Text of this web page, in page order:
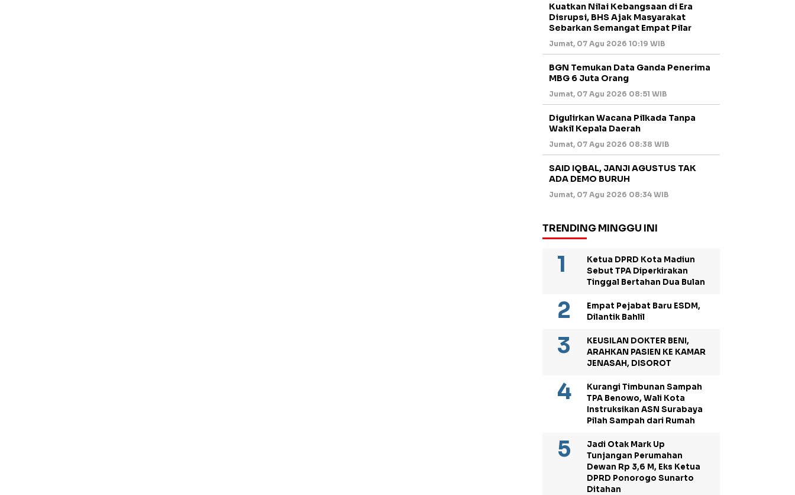
Kuatkan Nilai Kebangsaan di Era
Disrupsi, BHS Ajak Masyarakat
Sebarkan Semangat Empat Pilar
Jumat, 07 Agu 2026 10:19 WIB
BGN Temukan Data Ganda Penerima
MBG 6 Juta Orang
Jumat, 07 Agu 2026 08:51 WIB
Digulirkan Wacana Pilkada Tanpa
Wakil Kepala Daerah
Jumat, 07 Agu 2026 08:38 WIB
SAID IQBAL, JANJI AGUSTUS TAK
ADA DEMO BURUH
Jumat, 07 Agu 2026 08:34 WIB
TRENDING MINGGU INI
Ketua DPRD Kota Madiun
Sebut TPA Diperkirakan
Tinggal Bertahan Dua Bulan
Empat Pejabat Baru ESDM,
Dilantik Bahlil
KEUSILAN DOKTER BENI,
ARAHKAN PASIEN KE KAMAR
JENASAH, DISOROT
Kurangi Timbunan Sampah
TPA Benowo, Wali Kota
Instruksikan ASN Surabaya
Pilah Sampah dari Rumah
Jadi Otak Mark Up
Tunjangan Perumahan
Dewan Rp 3,6 M, Eks Ketua
DPRD Ponorogo Sunarto
Ditahan